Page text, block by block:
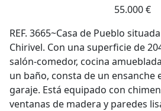
55.000 €
REF. 3665~Casa de Pueblo
Chirivel. Con una superficie de
salón-comedor, cocina
un baño, consta de un ensanche
garaje. Está equipado con
ventanas de madera y paredes